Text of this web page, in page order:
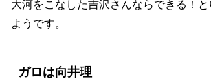
大河をこなした吉沢さんならできる！
ようです。
ガロは向井理